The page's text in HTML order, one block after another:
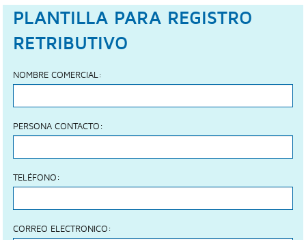
PLANTILLA PARA REGISTRO
RETRIBUTIVO
NOMBRE COMERCIAL:
PERSONA CONTACTO:
TELÉFONO:
CORREO ELECTRONICO: